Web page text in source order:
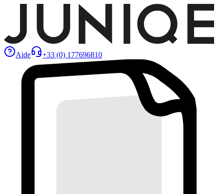
Aide +33 (0) 177696810